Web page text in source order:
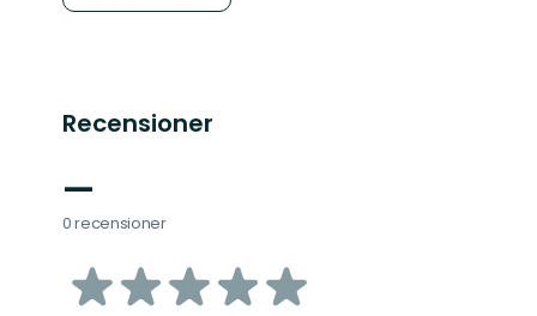
Recensioner
—
0 recensioner
av